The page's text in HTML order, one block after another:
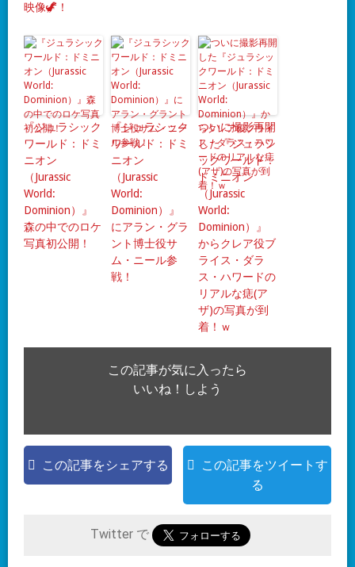
映像🦖！
『ジュラシック
ワールド：ドミ
ニオン
（Jurassic
World:
Dominion）』
森の中でのロケ
写真初公開！
『ジュラシック
ワールド：ドミ
ニオン
（Jurassic
World:
Dominion）』
にアラン・グラ
ント博士役サ
ム・ニール参
戦！
ついに撮影再開
した『ジュラシ
ックワールド：
ドミニオン
（Jurassic
World:
Dominion）』
からクレア役ブ
ライス・ダラ
ス・ハワードの
リアルな痣(ア
ザ)の写真が到
着！ｗ
この記事が気に入ったら
いいね！しよう
この記事をシェアする
この記事をツイートす
る
Twitter で